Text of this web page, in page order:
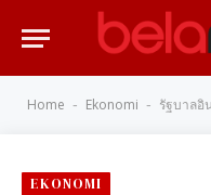
Home - Ekonomi - รัฐบาลอินโดนีเซียเร่ง
EKONOMI